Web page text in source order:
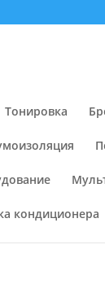
Тонировка
кондиционера